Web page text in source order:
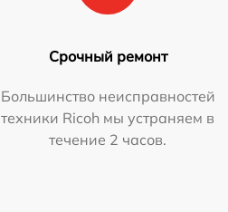
Срочный ремонт
Большинство неисправностей
техники Ricoh мы устраняем в
течение 2 часов.